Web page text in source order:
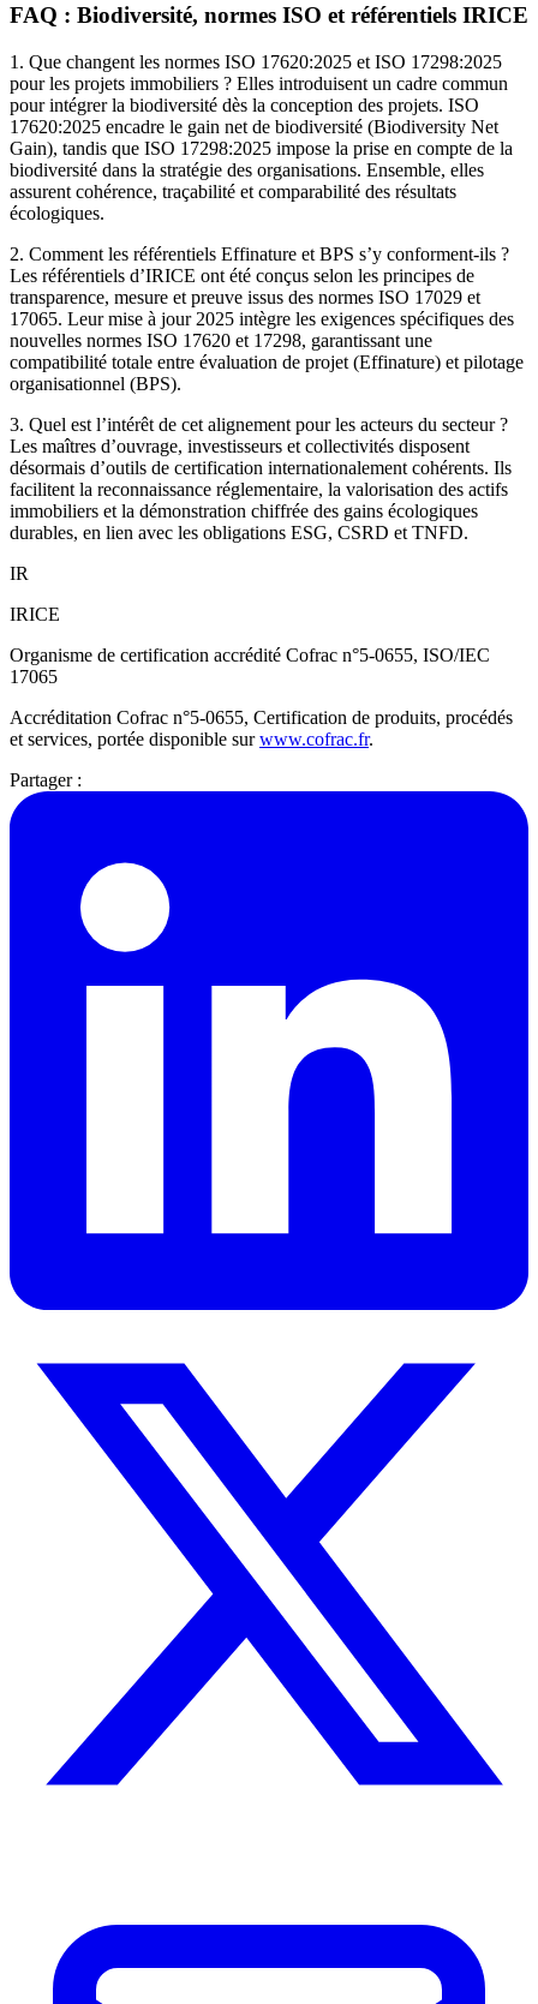
FAQ : Biodiversité, normes ISO et référentiels IRICE
1. Que changent les normes ISO 17620:2025 et ISO 17298:2025
pour les projets immobiliers ? Elles introduisent un cadre commun
pour intégrer la biodiversité dès la conception des projets. ISO
17620:2025 encadre le gain net de biodiversité (Biodiversity Net
Gain), tandis que ISO 17298:2025 impose la prise en compte de la
biodiversité dans la stratégie des organisations. Ensemble, elles
assurent cohérence, traçabilité et comparabilité des résultats
écologiques.
2. Comment les référentiels Effinature et BPS s’y conforment-ils ?
Les référentiels d’IRICE ont été conçus selon les principes de
transparence, mesure et preuve issus des normes ISO 17029 et
17065. Leur mise à jour 2025 intègre les exigences spécifiques des
nouvelles normes ISO 17620 et 17298, garantissant une
compatibilité totale entre évaluation de projet (Effinature) et pilotage
organisationnel (BPS).
3. Quel est l’intérêt de cet alignement pour les acteurs du secteur ?
Les maîtres d’ouvrage, investisseurs et collectivités disposent
désormais d’outils de certification internationalement cohérents. Ils
facilitent la reconnaissance réglementaire, la valorisation des actifs
immobiliers et la démonstration chiffrée des gains écologiques
durables, en lien avec les obligations ESG, CSRD et TNFD.
IR
IRICE
Organisme de certification accrédité Cofrac n°5-0655, ISO/IEC
17065
Accréditation Cofrac n°5-0655, Certification de produits, procédés
et services, portée disponible surwww.cofrac.fr.
Partager :